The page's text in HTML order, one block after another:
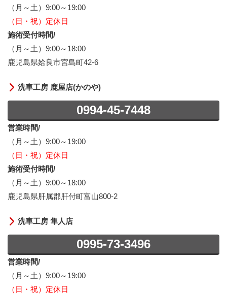
（月～土）9:00～19:00
（日・祝）定休日
施術受付時間/
（月～土）9:00～18:00
鹿児島県姶良市宮島町42-6
洗車工房 鹿屋店(かのや)
0994-45-7448
営業時間/
（月～土）9:00～19:00
（日・祝）定休日
施術受付時間/
（月～土）9:00～18:00
鹿児島県肝属郡肝付町富山800-2
洗車工房 隼人店
0995-73-3496
営業時間/
（月～土）9:00～19:00
（日・祝）定休日